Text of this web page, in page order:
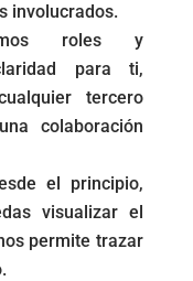
involucrados.
roles y
para ti,
tercero
colaboración
el principio,
visualizar el
permite trazar